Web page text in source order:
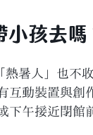
孩去嗎
暑人」也不
互動裝置與創
午接近閉館